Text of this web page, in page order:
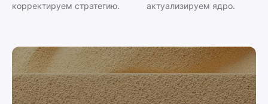
корректируем стратегию.
актуализируем ядро.